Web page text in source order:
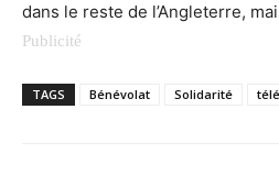
dans le reste de l’Angleterre,
TAGS Bénévolat Solidarité